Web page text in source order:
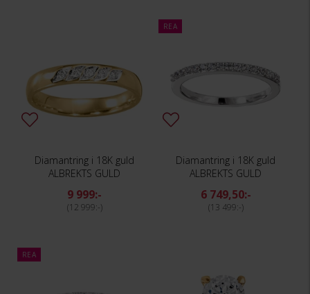
Diamantring i 18K guld
ALBREKTS GULD
9 999:-
12 999:-
REA
Diamantring i 18K guld
ALBREKTS GULD
6 749,50:-
13 499:-
REA